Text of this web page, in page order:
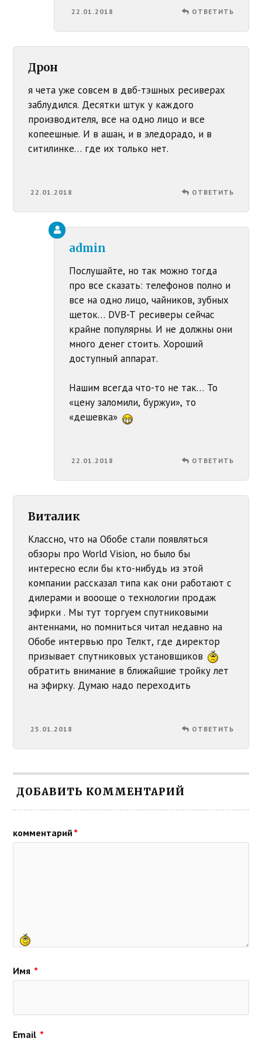
22.01.2018 ОТВЕТИТЬ
Дрон
я чета уже совсем в двб-тэшных ресиверах
заблудился. Десятки штук у каждого
производителя, все на одно лицо и все
копеешные. И в ашан, и в эледорадо, и в
ситилинке… где их только нет.
22.01.2018 ОТВЕТИТЬ
admin
Послушайте, но так можно тогда
про все сказать: телефонов полно и
все на одно лицо, чайников, зубных
щеток… DVB-T ресиверы сейчас
крайне популярны. И не должны они
много денег стоить. Хороший
доступный аппарат.
Нашим всегда что-то не так… То
«цену заломили, буржуи», то
«дешевка»
22.01.2018 ОТВЕТИТЬ
Виталик
Классно, что на Обобе стали появляться
обзоры про World Vision, но было бы
интересно если бы кто-нибудь из этой
компании рассказал типа как они работают с
дилерами и воооще о технологии продаж
эфирки . Мы тут торгуем спутниковыми
антеннами, но помниться читал недавно на
Обобе интервью про Телкт, где директор
призывает спутниковых установщиков
обратить внимание в ближайшие тройку лет
на эфирку. Думаю надо переходить
25.01.2018 ОТВЕТИТЬ
ДОБАВИТЬ КОММЕНТАРИЙ
комментарий *
Имя *
Email *